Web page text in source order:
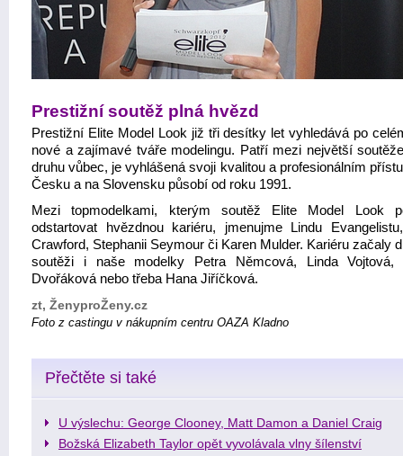
Prestižní soutěž plná hvězd
Prestižní Elite Model Look již tři desítky let vyhledává po
nové a zajímavé tváře modelingu. Patří mezi největší
druhu vůbec, je vyhlášená svoji kvalitou a profesionálním
Česku a na Slovensku působí od roku 1991.
Mezi topmodelkami, kterým soutěž Elite Model Look
odstartovat hvězdnou kariéru, jmenujme Lindu
Crawford, Stephanii Seymour či Karen Mulder. Kariéru začaly
soutěži i naše modelky Petra Němcová, Linda Vojtová,
Dvořáková nebo třeba Hana Jiříčková.
zt, ŽenyproŽeny.cz
Foto z castingu v nákupním centru OAZA Kladno
Přečtěte si také
U výslechu: George Clooney, Matt Damon a Daniel Craig
Božská Elizabeth Taylor opět vyvolávala vlny šílenství